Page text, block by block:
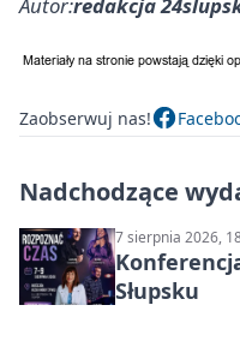
Autor:redakcja
Zaobserwuj nas!
Nadchodzące
7 sierpnia 2026,
Słupsku